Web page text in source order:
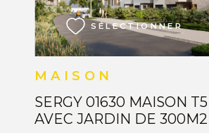
MAISON
SERGY 01630 MAISON
AVEC JARDIN DE 300M2
SÉLECTIONNER